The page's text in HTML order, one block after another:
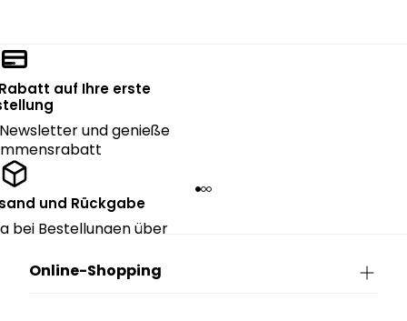
auf Ihre erste
und genieße
und Rückgabe
bei Bestellungen über
Online-Shopping